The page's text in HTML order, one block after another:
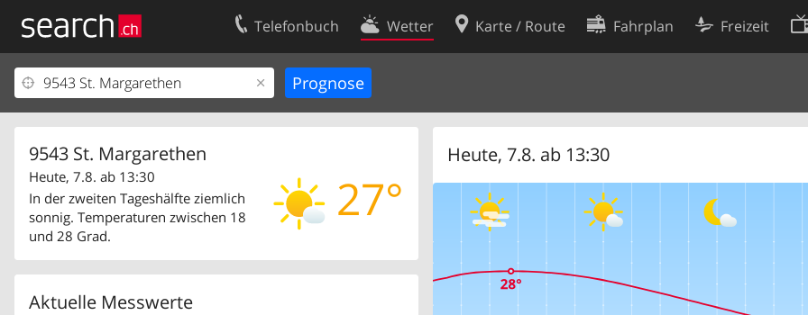
Telefonbuch Wetter Karte / Route Fahrplan Freizeit
9543 St. Margarethen
27°
Heute, 7.8. ab 13:30
In der zweiten Tageshälfte ziemlich
sonnig. Temperaturen zwischen 18
und 28 Grad.
Aktuelle Messwerte
Heute, 7.8. ab 13:30
Ihr Eintrag
Kundencenter Geschäftskunden
Kontakt
Nutzungsbedingungen
Cookie-Einstellungen